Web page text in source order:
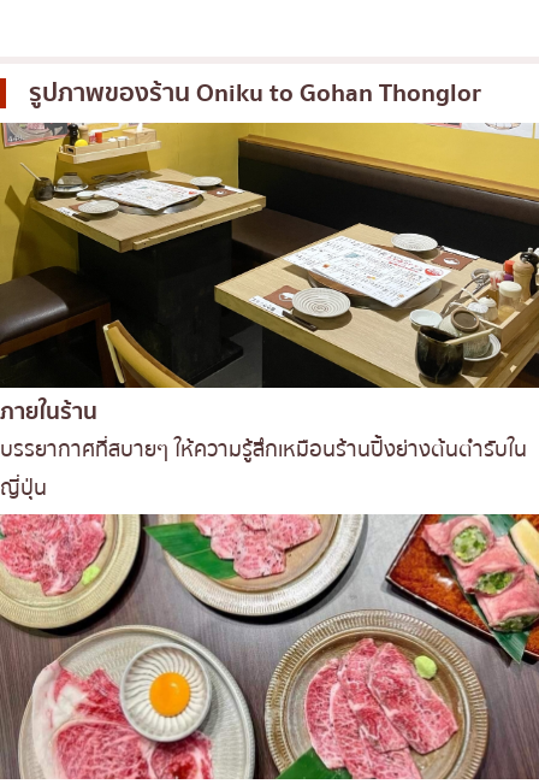
รูปภาพของร้านOniku to Gohan Thonglor
ภายในร้าน
บรรยากาศที่สบายๆ ให้ความรู้สึกเหมือนร้านปิ้งย่างต้นตำรับใน
ญี่ปุ่น